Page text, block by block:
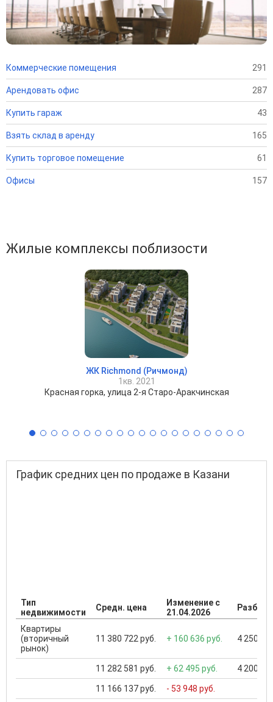
Коммерческие помещения 291
Арендовать офис 287
Купить гараж 43
Взять склад в аренду 165
Купить торговое помещение 61
Офисы 157
Жилые комплексы поблизости
ЖК Richmond (Ричмонд)
1кв. 2021
Красная горка, улица 2-я Старо-Аракчинская
График средних цен по продаже в Казани
Тип
недвижимости
Средн. цена
Изменение с
21.04.2026
Квартиры
(вторичный
рынок)
11 380 722 руб. + 160 636 руб. 4 250
11 282 581 руб. + 62 495 руб. 4 200
11 166 137 руб. - 53 948 руб.